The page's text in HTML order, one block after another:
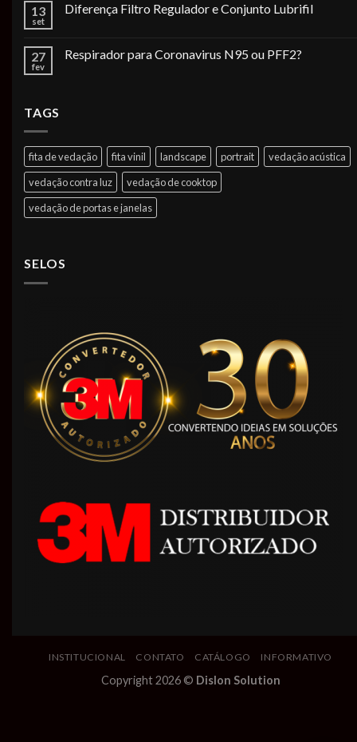
13
set
Diferença Filtro Regulador e Conjunto Lubrifil
27
fev
Respirador para Coronavirus N95 ou PFF2?
TAGS
fita de vedação fita vinil landscape portrait
vedação acústica
vedação contra luz
vedação de cooktop
vedação de portas e janelas
SELOS
INSTITUCIONAL CONTATO CATÁLOGO INFORMATIVO
Copyright 2026 © Dislon Solution